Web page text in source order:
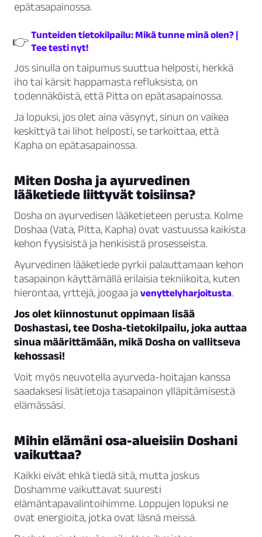
epätasapainossa.
👉 Tunteiden tietokilpailu: Mikä tunne minä olen? |
Tee testi nyt!
Jos sinulla on taipumus suuttua helposti, herkkä
iho tai kärsit happamasta refluksista, on
todennäköistä, että Pitta on epätasapainossa.
Ja lopuksi, jos olet aina väsynyt, sinun on vaikea
keskittyä tai lihot helposti, se tarkoittaa, että
Kapha on epätasapainossa.
Miten Dosha ja ayurvedinen
lääketiede liittyvät toisiinsa?
Dosha on ayurvedisen lääketieteen perusta. Kolme
Doshaa (Vata, Pitta, Kapha) ovat vastuussa kaikista
kehon fyysisistä ja henkisistä prosesseista.
Ayurvedinen lääketiede pyrkii palauttamaan kehon
tasapainon käyttämällä erilaisia tekniikoita, kuten
hierontaa, yrttejä, joogaa ja venyttelyharjoitusta.
Jos olet kiinnostunut oppimaan lisää
Doshastasi, tee Dosha-tietokilpailu, joka auttaa
sinua määrittämään, mikä Dosha on vallitseva
kehossasi!
Voit myös neuvotella ayurveda-hoitajan kanssa
saadaksesi lisätietoja tasapainon ylläpitämisestä
elämässäsi.
Mihin elämäni osa-alueisiin Doshani
vaikuttaa?
Kaikki eivät ehkä tiedä sitä, mutta joskus
Doshamme vaikuttavat suuresti
elämäntapavalintoihimme. Loppujen lopuksi ne
ovat energioita, jotka ovat läsnä meissä.